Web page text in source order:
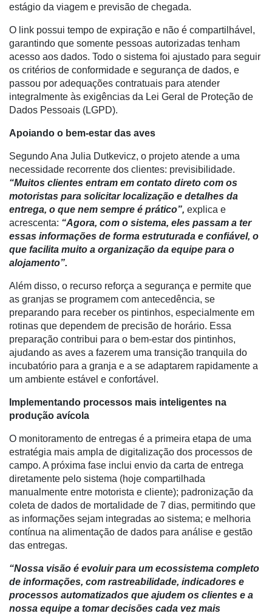
Precisão
Automação
e
Robótica
Dados
e
Análise
E-
Commerce
Informatização
da
Agricultura
Vertical
Software
Empresarial
Tecnologia
para
Recursos
Hídricos
Membros
Liberali
Néctar
Tecprime
Agro
Lean
Way
Consulting
Manager
ONE
CHB
estágio da viagem e previsão de chegada.
O link possui tempo de expiração e não é compartilhável,
garantindo que somente pessoas autorizadas tenham
acesso aos dados. Todo o sistema foi ajustado para seguir
os critérios de conformidade e segurança de dados, e
passou por adequações contratuais para atender
integralmente às exigências da Lei Geral de Proteção de
Dados Pessoais (LGPD).
Apoiando o bem-estar das aves
Segundo Ana Julia Dutkevicz, o projeto atende a uma
necessidade recorrente dos clientes: previsibilidade.
“Muitos clientes entram em contato direto com os
motoristas para solicitar localização e detalhes da
entrega, o que nem sempre é prático”, explica e
acrescenta: “Agora, com o sistema, eles passam a ter
essas informações de forma estruturada e confiável, o
que facilita muito a organização da equipe para o
alojamento”.
Além disso, o recurso reforça a segurança e permite que
as granjas se programem com antecedência, se
preparando para receber os pintinhos, especialmente em
rotinas que dependem de precisão de horário. Essa
preparação contribui para o bem-estar dos pintinhos,
ajudando as aves a fazerem uma transição tranquila do
incubatório para a granja e a se adaptarem rapidamente a
um ambiente estável e confortável.
Implementando processos mais inteligentes na
produção avícola
O monitoramento de entregas é a primeira etapa de uma
estratégia mais ampla de digitalização dos processos de
campo. A próxima fase inclui envio da carta de entrega
diretamente pelo sistema (hoje compartilhada
manualmente entre motorista e cliente); padronização da
coleta de dados de mortalidade de 7 dias, permitindo que
as informações sejam integradas ao sistema; e melhoria
contínua na alimentação de dados para análise e gestão
das entregas.
“Nossa visão é evoluir para um ecossistema completo
de informações, com rastreabilidade, indicadores e
processos automatizados que ajudem os clientes e a
nossa equipe a tomar decisões cada vez mais